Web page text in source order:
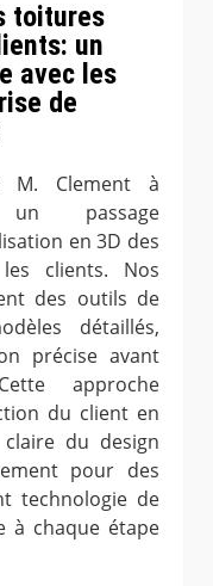
toitures
un
avec les
de
M. Clement à
un passage
en 3D des
clients. Nos
des outils de
détaillés,
précise avant
approche
du client en
du design
pour des
technologie de
à chaque étape